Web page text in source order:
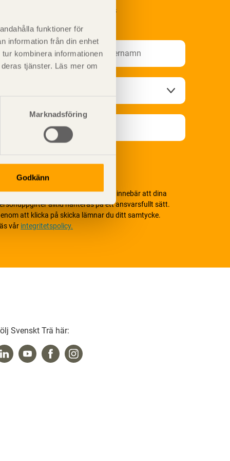
funktioner för
information från din enhet
kombinera informationen
tjänster. Läs mer om
Marknadsföring
Godkänn
på Svenskt Träs
värnar om personlig integritet vilket innebär att dina
alltid hanteras på ett ansvarsfullt sätt.
att klicka på skicka lämnar du ditt samtycke.
vår integritetspolicy.
Svenskt Trä här: